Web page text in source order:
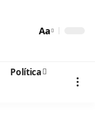
Aa
Política